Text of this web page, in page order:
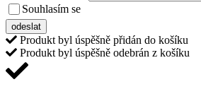
Souhlasím se
odeslat
Produkt byl úspěšně přidán do košíku
Produkt byl úspěšně odebrán z košíku